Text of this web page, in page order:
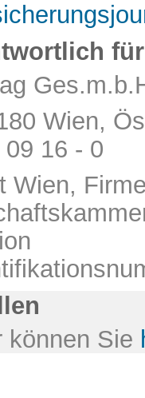
Wien,
16 - 0
Wien,
können Sie